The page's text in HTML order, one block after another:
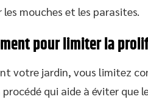
mouches et les parasites.
pour limiter la
votre jardin, vous limitez
qui aide à éviter que